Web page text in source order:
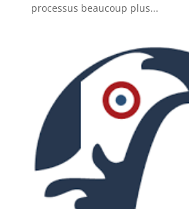
processus beaucoup plus...